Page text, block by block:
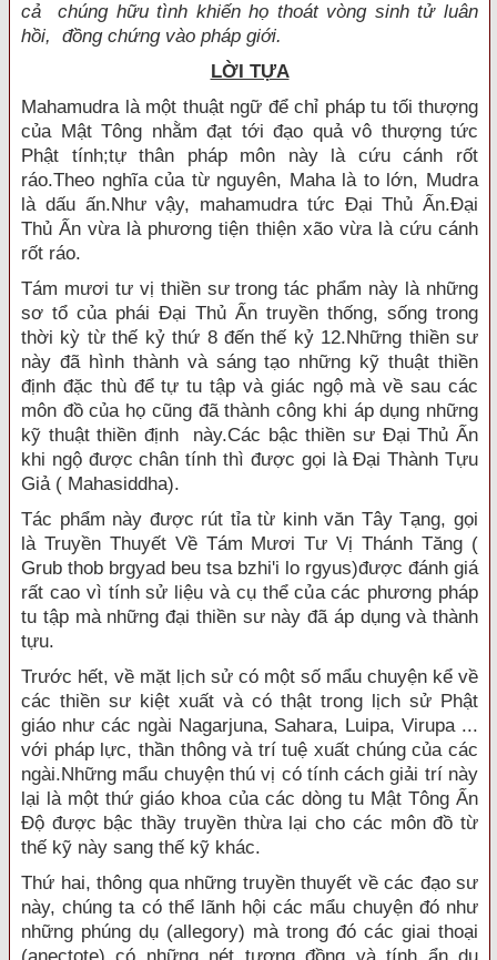
cả chúng hữu tình khiến họ thoát vòng sinh tử luân
hồi, đồng chứng vào pháp giới.
LỜI TỰA
Mahamudra là một thuật ngữ để chỉ pháp tu tối thượng
của Mật Tông nhằm đạt tới đạo quả vô thượng tức
Phật tính;tự thân pháp môn này là cứu cánh rốt
ráo.Theo nghĩa của từ nguyên, Maha là to lớn, Mudra
là dấu ấn.Như vậy, mahamudra tức Ðại Thủ Ấn.Ðại
Thủ Ấn vừa là phương tiện thiện xão vừa là cứu cánh
rốt ráo.
Tám mươi tư vị thiền sư trong tác phẩm này là những
sơ tổ của phái Ðại Thủ Ấn truyền thống, sống trong
thời kỳ từ thế kỷ thứ 8 đến thế kỷ 12.Những thiền sư
này đã hình thành và sáng tạo những kỹ thuật thiền
định đặc thù để tự tu tập và giác ngộ mà về sau các
môn đồ của họ cũng đã thành công khi áp dụng những
kỹ thuật thiền định này.Các bậc thiền sư Ðại Thủ Ấn
khi ngộ được chân tính thì được gọi là Ðại Thành Tựu
Giả ( Mahasiddha).
Tác phẩm này được rút tỉa từ kinh văn Tây Tạng, gọi
là Truyền Thuyết Về Tám Mươi Tư Vị Thánh Tăng (
Grub thob brgyad beu tsa bzhi'i lo rgyus)được đánh giá
rất cao vì tính sử liệu và cụ thể của các phương pháp
tu tập mà những đại thiền sư này đã áp dụng và thành
tựu.
Trước hết, về mặt lịch sử có một số mẩu chuyện kể về
các thiền sư kiệt xuất và có thật trong lịch sử Phật
giáo như các ngài Nagarjuna, Sahara, Luipa, Virupa ...
với pháp lực, thần thông và trí tuệ xuất chúng của các
ngài.Những mẩu chuyện thú vị có tính cách giải trí này
lại là một thứ giáo khoa của các dòng tu Mật Tông Ấn
Ðộ được bậc thầy truyền thừa lại cho các môn đồ từ
thế kỹ này sang thế kỹ khác.
Thứ hai, thông qua những truyền thuyết về các đạo sư
này, chúng ta có thể lãnh hội các mẩu chuyện đó như
những phúng dụ (allegory) mà trong đó các giai thoại